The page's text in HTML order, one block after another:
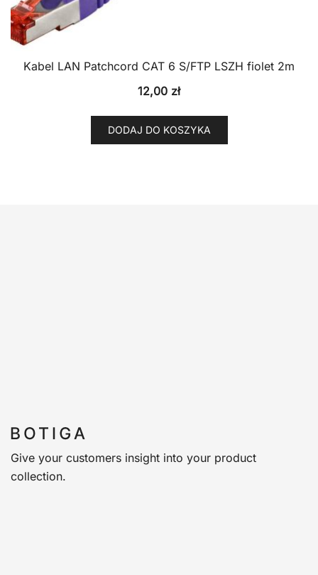
Kabel LAN Patchcord CAT 6 S/FTP LSZH fiolet 2m
12,00 zł
DODAJ DO KOSZYKA
Give your customers insight into your product
collection.